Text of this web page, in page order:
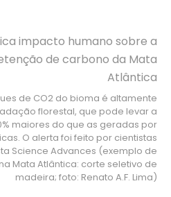
de CO2 do bioma é altamente
florestal, que pode levar a
maiores do que as geradas por
O alerta foi feito por cientistas
Science Advances (exemplo de
Mata Atlântica: corte seletivo de
madeira; foto: Renato A.F. Lima)